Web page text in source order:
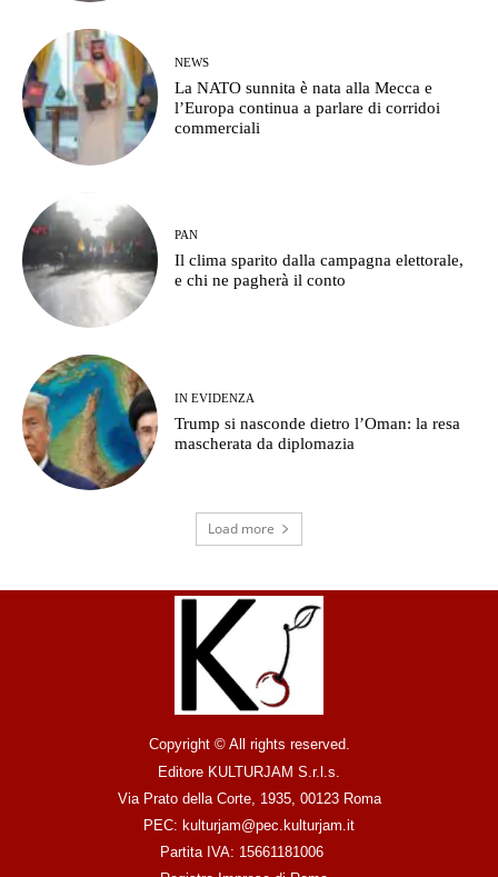
NEWS
La NATO sunnita è nata alla Mecca e
l’Europa continua a parlare di corridoi
commerciali
PAN
Il clima sparito dalla campagna elettorale,
e chi ne pagherà il conto
IN EVIDENZA
Trump si nasconde dietro l’Oman: la resa
mascherata da diplomazia
Load more
Copyright © All rights reserved.
Editore KULTURJAM S.r.l.s.
Via Prato della Corte, 1935, 00123 Roma
PEC: kulturjam@pec.kulturjam.it
Partita IVA: 15661181006